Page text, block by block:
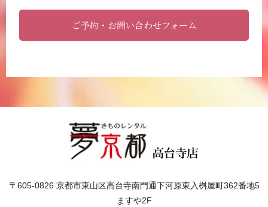
ご予約・お問い合わせフォーム
〒605-0826 京都市東山区高台寺南門通下河原東入桝屋町362番地5
ますや2F